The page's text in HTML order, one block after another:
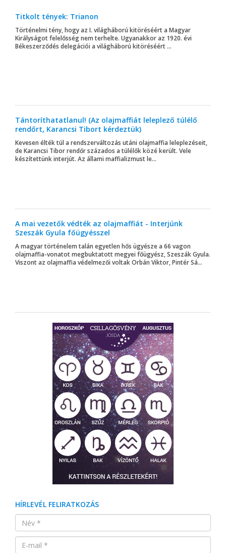
Titkolt tények: Trianon
Történelmi tény, hogy az I. világháború kitöréséért a Magyar
Királyságot felelősség nem terhelte. Ugyanakkor az 1920. évi
Békeszerződés delegációi a világháború kitöréséért ...
Tántoríthatatlanul! (Az olajmaffiát leleplező túlélő
rendőrt, Karancsi Tibort kérdeztük)
Kevesen élték túl a rendszerváltozás utáni olajmaffia leleplezéseit,
de Karancsi Tibor rendőr százados a túlélők közé került. Vele
készítettünk interjút. Az állami maffializmust le...
A mai vezetők védték az olajmaffiát - Interjúnk
Szeszák Gyula főügyésszel
A magyar történelem talán egyetlen hős ügyésze a 66 vagon
olajmaffia-vonatot megbuktatott megyei főügyész, Szeszák Gyula.
Viszont az olajmaffia védelmezői voltak Orbán Viktor, Pintér Sá...
HÍRLEVÉL FELIRATKOZÁS